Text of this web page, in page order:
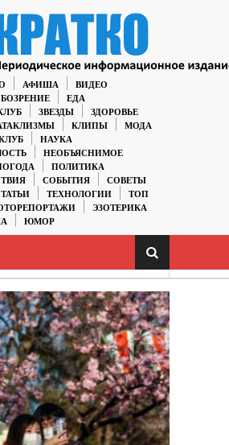
АФИША
ВИДЕО
ЕДА
ЗВЕЗДЫ
ЗДОРОВЬЕ
КЛИПЫ
МОДА
НАУКА
НЕОБЪЯСНИМОЕ
ПОЛИТИКА
СОБЫТИЯ
СОВЕТЫ
ТЕХНОЛОГИИ
ТОП
ЭЗОТЕРИКА
ЮМОР